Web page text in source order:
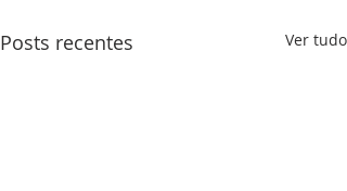
Posts recentes Ver tudo